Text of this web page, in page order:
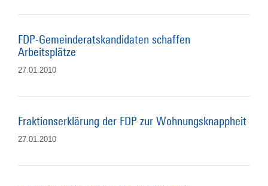
FDP-Gemeinderatskandidaten schaffen
Arbeitsplätze
27.01.2010
Fraktionserklärung der FDP zur Wohnungsknappheit
27.01.2010